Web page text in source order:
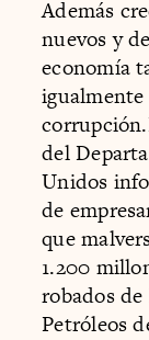
Además
nuevos y
economía
del
Unidos
de
que
1.200
robados
Petróleos